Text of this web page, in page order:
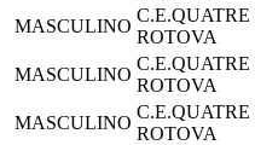
MASCULINO
C.E.QUATRE
ROTOVA
MASCULINO
C.E.QUATRE
ROTOVA
MASCULINO
C.E.QUATRE
ROTOVA